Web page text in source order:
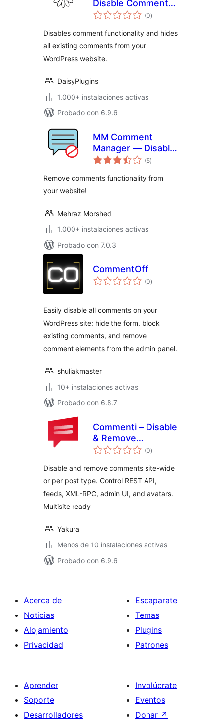
Disable Comments
& Stop Spam(0valoraciones
en
)
Disables comment functionality and hides
all existing comments from your
WordPress website.
DaisyPlugins
1.000+ instalaciones activas
Probado con 6.9.6
MM Comment
Manager — Disable
Comment Box, Hide
and Stop Spam
(5valoraciones
en
)
Remove comments functionality from
your website!
Mehraz Morshed
1.000+ instalaciones activas
Probado con 7.0.3
CommentOff
(0valoraciones
en
)
Easily disable all comments on your
WordPress site: hide the form, block
existing comments, and remove
comment elements from the admin panel.
shuliakmaster
10+ instalaciones activas
Probado con 6.8.7
Commenti – Disable
& Remove
Comments, Stop
Support]
(0valoraciones
en
)
Disable and remove comments site-wide
or per post type. Control REST API,
feeds, XML-RPC, admin UI, and avatars.
Multisite ready
Yakura
Menos de 10 instalaciones activas
Probado con 6.9.6
Acerca de
Noticias
Alojamiento
Privacidad
Escaparate
Temas
Plugins
Patrones
Aprender
Soporte
Desarrolladores
Involúcrate
Eventos
Donar ↗